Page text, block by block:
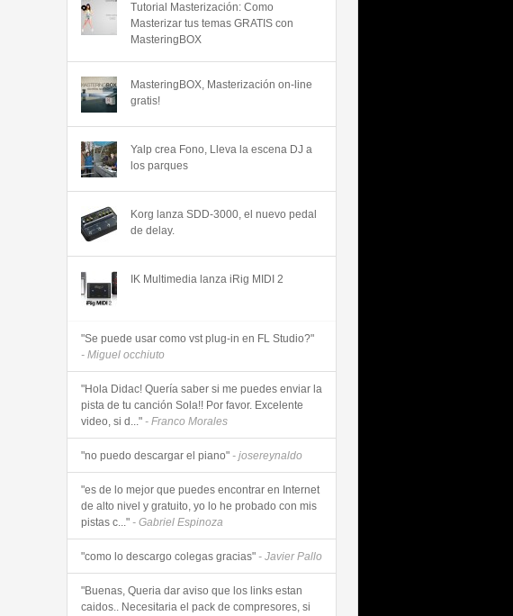
Tutorial Masterización: Como
Masterizar tus temas GRATIS con
MasteringBOX
MasteringBOX, Masterización on-line
gratis!
Yalp crea Fono, Lleva la escena DJ a
los parques
Korg lanza SDD-3000, el nuevo pedal
de delay.
IK Multimedia lanza iRig MIDI 2
"Se puede usar como vst plug-in en FL Studio?"
- Miguel occhiuto
"Hola Didac! Quería saber si me puedes enviar la
pista de tu canción Sola!! Por favor. Excelente
video, si d..." - Franco Morales
"no puedo descargar el piano" - josereynaldo
"es de lo mejor que puedes encontrar en Internet
de alto nivel y gratuito, yo lo he probado con mis
pistas c..." - Gabriel Espinoza
"como lo descargo colegas gracias" - Javier Pallo
"Buenas, Queria dar aviso que los links estan
caidos.. Necesitaria el pack de compresores, si